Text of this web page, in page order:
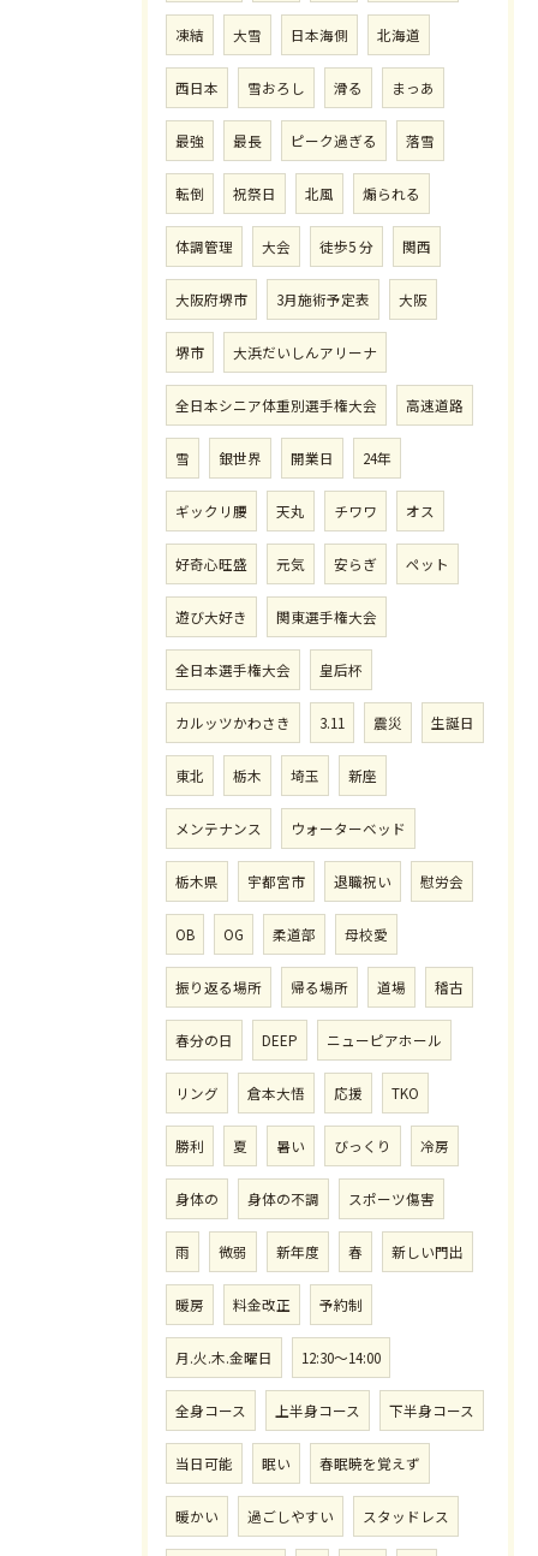
凍結 大雪 日本海側 北海道
西日本 雪おろし 滑る まっあ
最強 最長 ピーク過ぎる 落雪
転倒 祝祭日 北風 煽られる
体調管理 大会 徒歩5 分 関西
大阪府堺市 3月施術予定表 大阪
堺市 大浜だいしんアリーナ
全日本シニア体重別選手権大会 高速道路
雪 銀世界 開業日 24年
ギックリ腰 天丸 チワワ オス
好奇心旺盛 元気 安らぎ ペット
遊び大好き 関東選手権大会
全日本選手権大会 皇后杯
カルッツかわさき 3.11 震災 生誕日
東北 栃木 埼玉 新座
メンテナンス ウォーターベッド
栃木県 宇都宮市 退職祝い 慰労会
OB OG 柔道部 母校愛
振り返る場所 帰る場所 道場 稽古
春分の日 DEEP ニューピアホール
リング 倉本大悟 応援 TKO
勝利 夏 暑い びっくり 冷房
身体の 身体の不調 スポーツ傷害
雨 微弱 新年度 春 新しい門出
暖房 料金改正 予約制
月.火.木.金曜日 12:30〜14:00
全身コース 上半身コース 下半身コース
当日可能 眠い 春眠暁を覚えず
暖かい 過ごしやすい スタッドレス